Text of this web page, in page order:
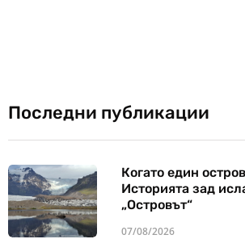
Последни публикации
Когато един
Историята зад
„Островът“
07/08/2026